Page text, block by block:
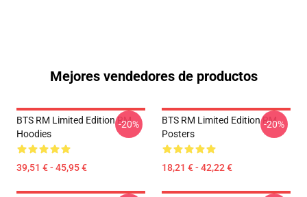
Mejores vendedores de productos
BTS RM Limited Edition RM
Hoodies
39,51 € - 45,95 €
-20%
BTS RM Limited Edition RM
Posters
18,21 € - 42,22 €
-20%